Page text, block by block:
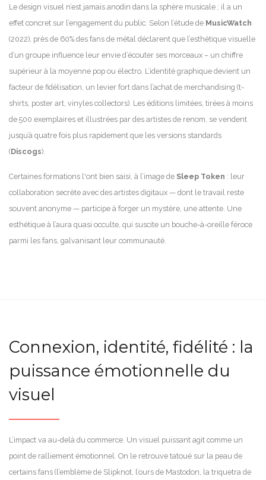
Le design visuel n’est jamais anodin dans la sphère musicale ; il a un
effet concret sur l’engagement du public. Selon l’étude de MusicWatch
(2022), près de 60% des fans de métal déclarent que l’esthétique visuelle
d’un groupe influence leur envie d’écouter ses morceaux – un chiffre
supérieur à la moyenne pop ou électro. L’identité graphique devient un
facteur de fidélisation, un levier fort dans l’achat de merchandising (t-
shirts, poster art, vinyles collectors). Les éditions limitées, tirées à moins
de 500 exemplaires et illustrées par des artistes de renom, se vendent
jusqu’à quatre fois plus rapidement que les versions standards
(Discogs).
Certaines formations l'ont bien saisi, à l’image de Sleep Token : leur
collaboration secrète avec des artistes digitaux — dont le travail reste
souvent anonyme — participe à forger un mystère, une attente. Une
esthétique à l’aura quasi occulte, qui suscite un bouche-à-oreille féroce
parmi les fans, galvanisant leur communauté.
Connexion, identité, fidélité : la
puissance émotionnelle du
visuel
L’impact va au-delà du commerce. Un visuel puissant agit comme un
point de ralliement émotionnel. On le retrouve tatoué sur la peau de
certains fans (l’emblème de Slipknot, l’ours de Mastodon, la triquetra de